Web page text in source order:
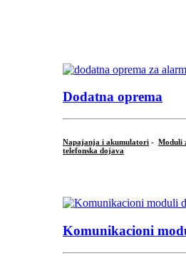
Dodatna oprema
Napajanja i akumulatori - Moduli
telefonska dojava
Komunikacioni